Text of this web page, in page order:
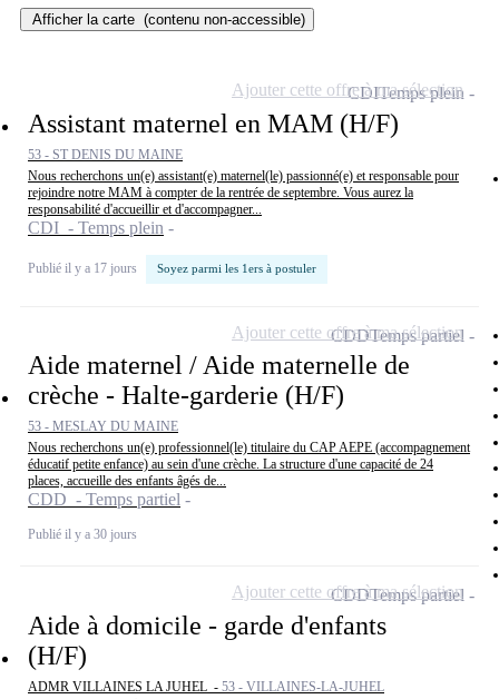
Afficher la carte (contenu non-accessible)
Assistant maternel en MAM (H/F)
53 - ST DENIS DU MAINE
Nous recherchons un(e) assistant(e) maternel(le) passionné(e) et responsable pour
rejoindre notre MAM à compter de la rentrée de septembre. Vous aurez la
responsabilité d'accueillir et d'accompagner...
CDI - Temps plein
Publié il y a 17 jours Soyez parmi les 1ers à postuler
CDITemps plein
Ajouter cette offre à ma sélection
Aide maternel / Aide maternelle de
crèche - Halte-garderie (H/F)
53 - MESLAY DU MAINE
Nous recherchons un(e) professionnel(le) titulaire du CAP AEPE (accompagnement
éducatif petite enfance) au sein d'une crèche. La structure d'une capacité de 24
places, accueille des enfants âgés de...
CDD - Temps partiel
Publié il y a 30 jours
CDDTemps partiel
Ajouter cette offre à ma sélection
Aide à domicile - garde d'enfants
(H/F)
ADMR VILLAINES LA JUHEL - 53 - VILLAINES-LA-JUHEL
CDDTemps partiel
Ajouter cette offre à ma sélection